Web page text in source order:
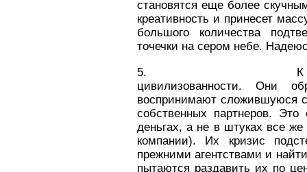
становятся еще более
креативность и принесет
большого количества
точечки на сером небе.
5. К счастью
цивилизованности. Они
воспринимают сложившуюся
собственных партнеров.
деньгах, а не в штуках все
компании). Их кризис
прежними агентствами и
пытаются раздавить их по